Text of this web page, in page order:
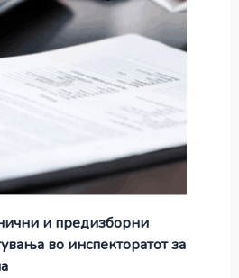
и предизборни
во инспекторатот за